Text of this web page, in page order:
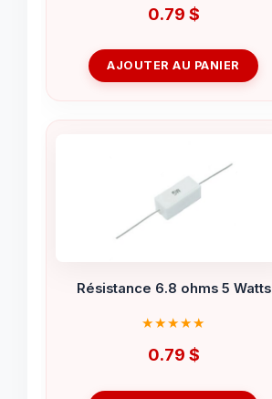
0.79 $
AJOUTER AU PANIER
Résistance 6.8 ohms 5 Watts
0.79 $